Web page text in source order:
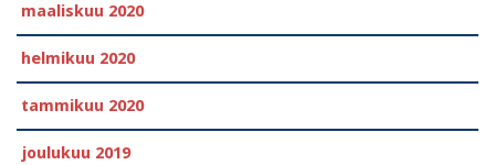
maaliskuu 2020
helmikuu 2020
tammikuu 2020
joulukuu 2019